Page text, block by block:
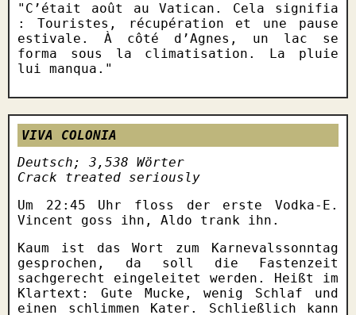
C’était août au Vatican. Cela signifia
: Touristes, récupération et une pause
estivale. À côté d’Agnes, un lac se
forma sous la climatisation. La pluie
lui manqua.
VIVA COLONIA
Deutsch; 3,538 Wörter
Crack treated seriously
Um 22:45 Uhr floss der erste Vodka-E.
Vincent goss ihn, Aldo trank ihn.
Kaum ist das Wort zum Karnevalssonntag
gesprochen, da soll die Fastenzeit
sachgerecht eingeleitet werden. Heißt im
Klartext: Gute Mucke, wenig Schlaf und
einen schlimmen Kater. Schließlich kann